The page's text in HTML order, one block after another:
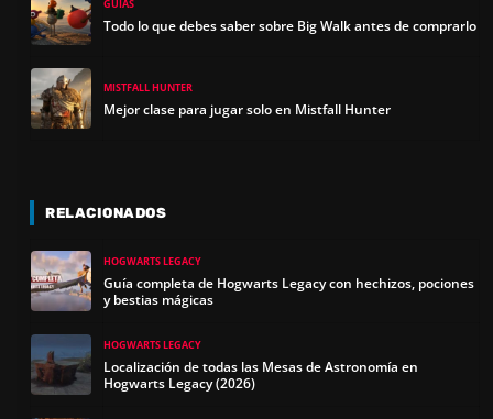
GUÍAS
Todo lo que debes saber sobre Big Walk antes de comprarlo
MISTFALL HUNTER
Mejor clase para jugar solo en Mistfall Hunter
RELACIONADOS
HOGWARTS LEGACY
Guía completa de Hogwarts Legacy con hechizos, pociones
y bestias mágicas
HOGWARTS LEGACY
Localización de todas las Mesas de Astronomía en
Hogwarts Legacy (2026)